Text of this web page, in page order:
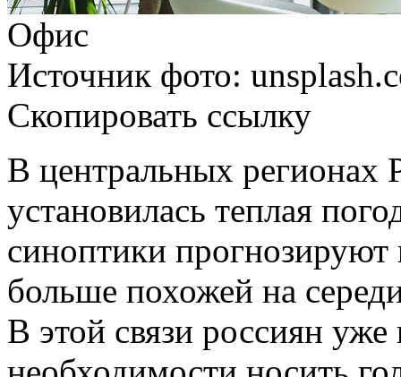
Офис
Источник фото:
Скопировать ссылку
В центральных регионах
установилась теплая
синоптики
больше похожей на
В этой связи россиян